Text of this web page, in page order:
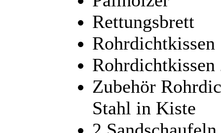
Rettungsbrett
Rohrdichtkissen
Rohrdichtkissen
Zubehör
Stahl in Kiste